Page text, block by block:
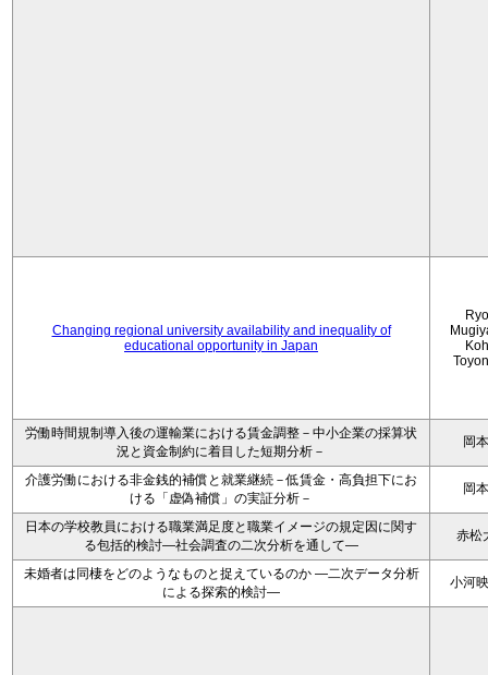
Changing regional university availability and inequality of
educational opportunity in Japan
労働時間規制導入後の運輸業における賃金調整－中小企業の採算状
況と資金制約に着目した短期分析－
岡
介護労働における非金銭的補償と就業継続－低賃金・高負担下にお
ける「虚偽補償」の実証分析－
岡
日本の学校教員における職業満足度と職業イメージの規定因に関す
る包括的検討―社会調査の二次分析を通して―
赤松
未婚者は同棲をどのようなものと捉えているのか —二次データ分析
による探索的検討—
小河